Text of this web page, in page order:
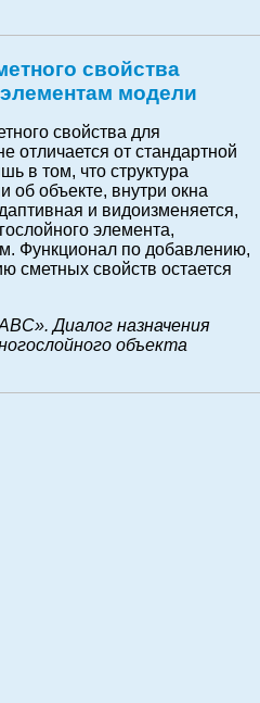
свойства
модели
свойства для
отличается от стандартной
в том, что структура
объекте, внутри окна
и видоизменяется,
элемента,
Функционал по добавлению,
сметных свойств остается
Диалог назначения
объекта